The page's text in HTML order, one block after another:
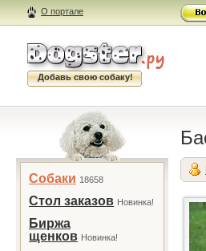
О портале
Добавь свою собаку!
Собаки 18658
Стол заказов Новинка!
Биржа
щенков Новинка!